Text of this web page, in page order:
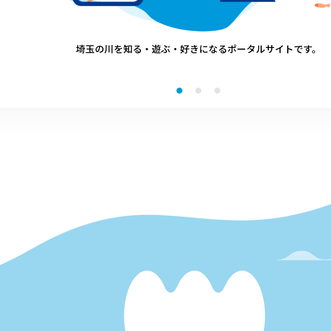
一覧に戻る
埼玉の川を知る・遊ぶ・好きになるポータルサイトです。